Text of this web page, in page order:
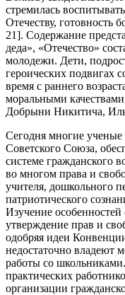
стремилась
Отечеству, готовность
21]. Содержание
деда», «Отечество»
молодежи. Дети,
героических подвигах
время с раннего
моральными
Добрыни Никитича,
Сегодня многие
Советского Союза,
системе гражданского
во многом права и
учителя, дошкольного
патриотического
Изучение
утверждение прав и
одобряя идеи
недостаточно владеют
работы со
практических
организации